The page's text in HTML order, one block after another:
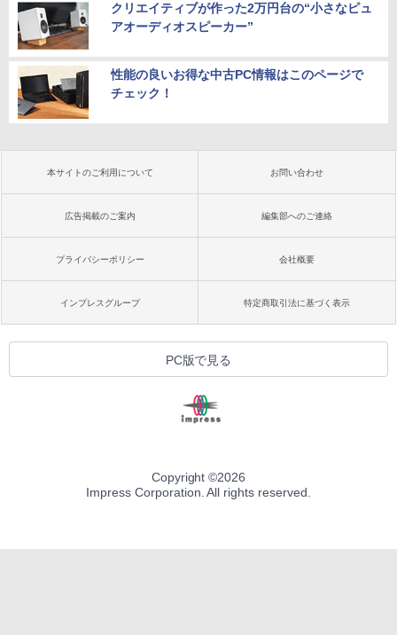
クリエイティブが作った2万円台の“小さなピュ
アオーディオスピーカー”
性能の良いお得な中古PC情報はこのページで
チェック！
本サイトのご利用について お問い合わせ
広告掲載のご案内 編集部へのご連絡
プライバシーポリシー 会社概要
インプレスグループ 特定商取引法に基づく表示
PC版で見る
Copyright ©2026
Impress Corporation. All rights reserved.